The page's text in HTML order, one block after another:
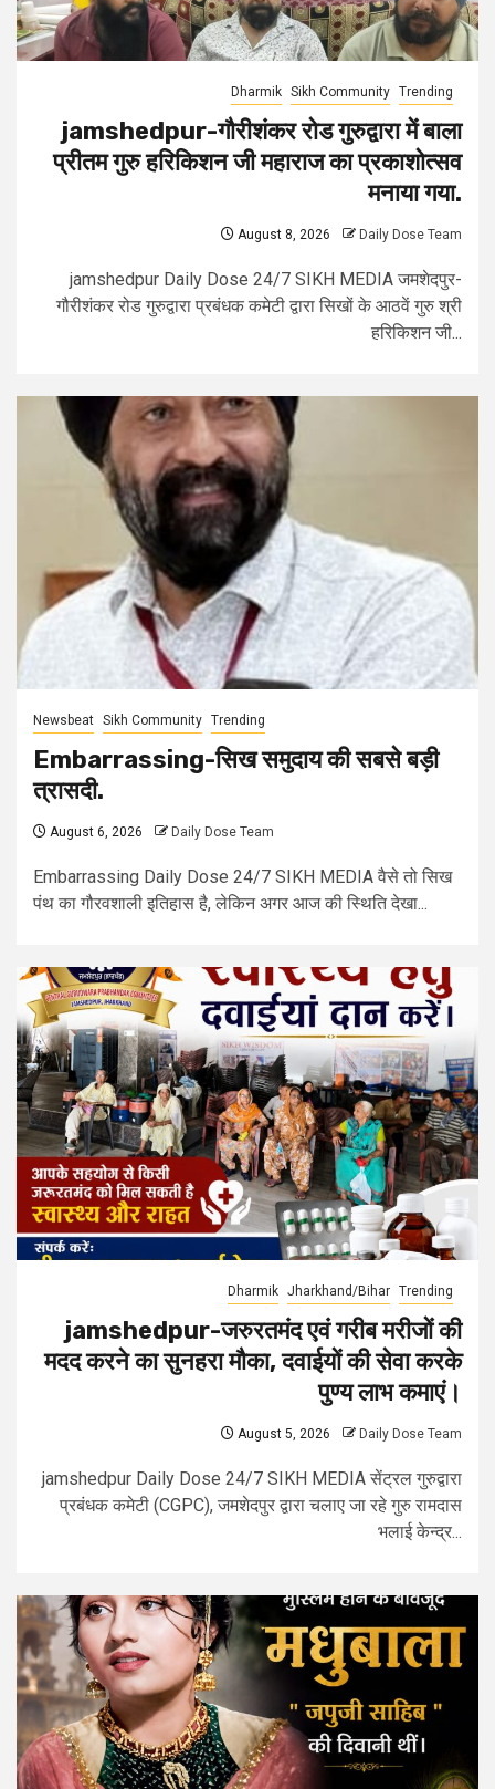
Dharmik Sikh Community Trending
jamshedpur-गौरीशंकर रोड गुरुद्वारा में बाला
प्रीतम गुरु हरिकिशन जी महाराज का प्रकाशोत्सव
मनाया गया.
August 8, 2026 Daily Dose Team
jamshedpur Daily Dose 24/7 SIKH MEDIA जमशेदपुर-
गौरीशंकर रोड गुरुद्वारा प्रबंधक कमेटी द्वारा सिखों के आठवें गुरु श्री
हरिकिशन जी...
Newsbeat Sikh Community Trending
Embarrassing-सिख समुदाय की सबसे बड़ी
त्रासदी.
August 6, 2026 Daily Dose Team
Embarrassing Daily Dose 24/7 SIKH MEDIA वैसे तो सिख
पंथ का गौरवशाली इतिहास है, लेकिन अगर आज की स्थिति देखा...
Dharmik Jharkhand/Bihar Trending
jamshedpur-जरुरतमंद एवं गरीब मरीजों की
मदद करने का सुनहरा मौका, दवाईयों की सेवा करके
पुण्य लाभ कमाएं।
August 5, 2026 Daily Dose Team
jamshedpur Daily Dose 24/7 SIKH MEDIA सेंट्रल गुरुद्वारा
प्रबंधक कमेटी (CGPC), जमशेदपुर द्वारा चलाए जा रहे गुरु रामदास
भलाई केन्द्र...